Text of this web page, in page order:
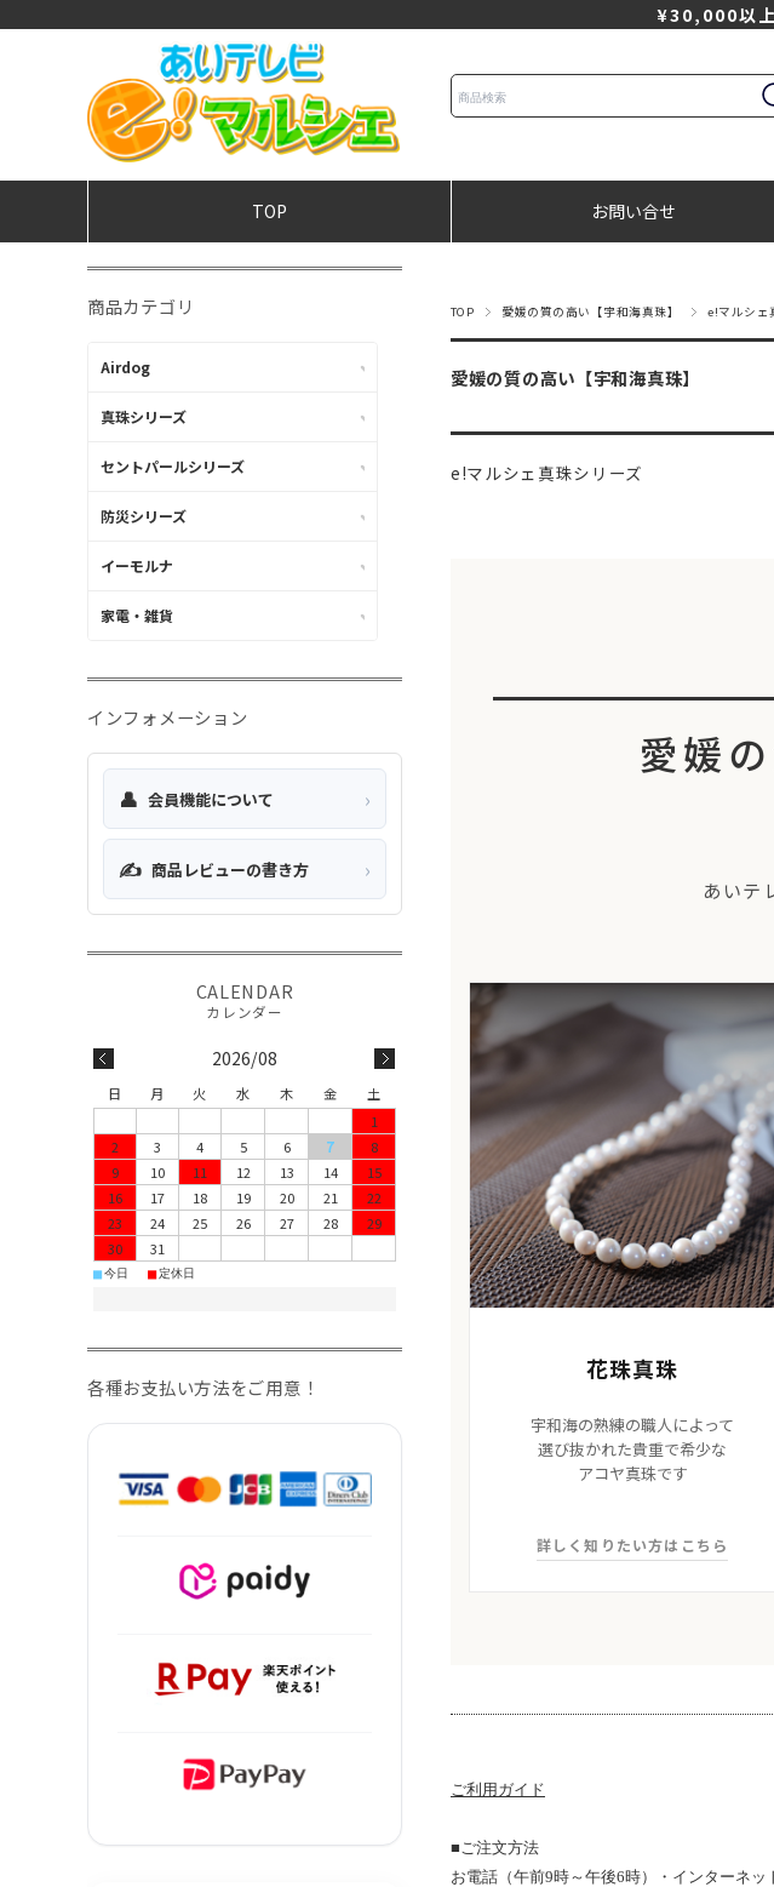
¥30,000以
TOP お問い合せ
TOP 愛媛の質の高い【宇和海真珠】 e!マルシェ
愛媛の質の高い【宇和海真珠】
e!マルシェ真珠シリーズ
愛媛
あいテ
花珠真珠
宇和海の熟練の職人によって
選び抜かれた貴重で希少な
アコヤ真珠です
詳しく知りたい方はこちら
ご利用 ガイド
■ご注文方法
お電話（午前9時～ 午後6時）・インターネッ
商品カテゴリ
Airdog
真珠シリーズ
セントパールシリーズ
防災シリーズ
イーモルナ
家電・雑貨
インフォメーション
👤 会員機能について ›
✍️ 商品レビューの書き方 ›
2026/08
日 月 火 水 木 金
土
1
2
3 4 5 6 7
8
9
10 11 12 13 14
15
16
17 18 19 20 21
22
23
24 25 26 27 28
29
30
31
■今日 ■定休日
各種お支払い方法をご用意！